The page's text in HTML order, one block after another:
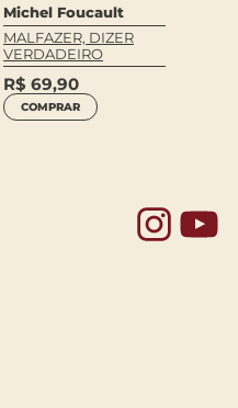
Michel Foucault
MALFAZER, DIZER
VERDADEIRO
R$ 69,90
COMPRAR